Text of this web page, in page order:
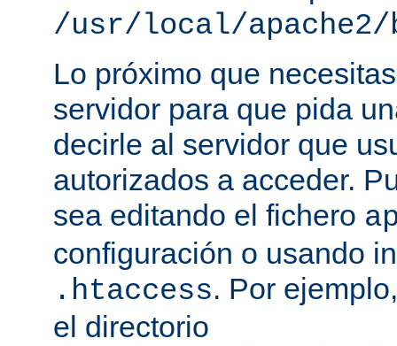
/usr/local/apache2/
Lo próximo que
servidor para que pida
decirle al servidor que
autorizados a acceder.
sea editando el fichero
configuración o usando
.htaccess. Por
el directorio